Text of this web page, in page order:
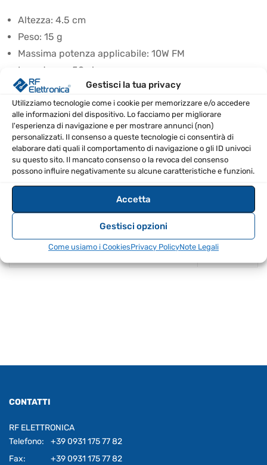
Gestisci la tua privacy
Utilizziamo tecnologie come i cookie per memorizzare e/o accedere
alle informazioni del dispositivo. Lo facciamo per migliorare
l'esperienza di navigazione e per mostrare annunci (non)
personalizzati. Il consenso a queste tecnologie ci consentirà di
elaborare dati quali il comportamento di navigazione o gli ID univoci
su questo sito. Il mancato consenso o la revoca del consenso
possono influire negativamente su alcune caratteristiche e funzioni.
Accetta
Gestisci opzioni
Come usiamo i CookiesPrivacy PolicyNote Legali
Altezza: 4.5 cm
Peso: 15 g
Massima potenza applicabile: 10W FM
Impedenza: 50 ohm
Connettore: SMA-P
SPECIFICHE TECNICHE
Altezza 4.5 cm
Peso (kg) 0.015
Massima potenza applicabile
Connettore SMA-P
CONTATTI
RF ELETTRONICA
Telefono:
+39 0931 175 77 82
Fax:
+39 0931 175 77 82